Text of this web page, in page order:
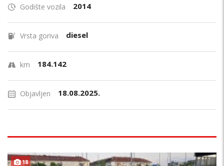
Godište vozila 2014
Vrsta goriva diesel
km 184.142
Objavljen 18.08.2025.
18